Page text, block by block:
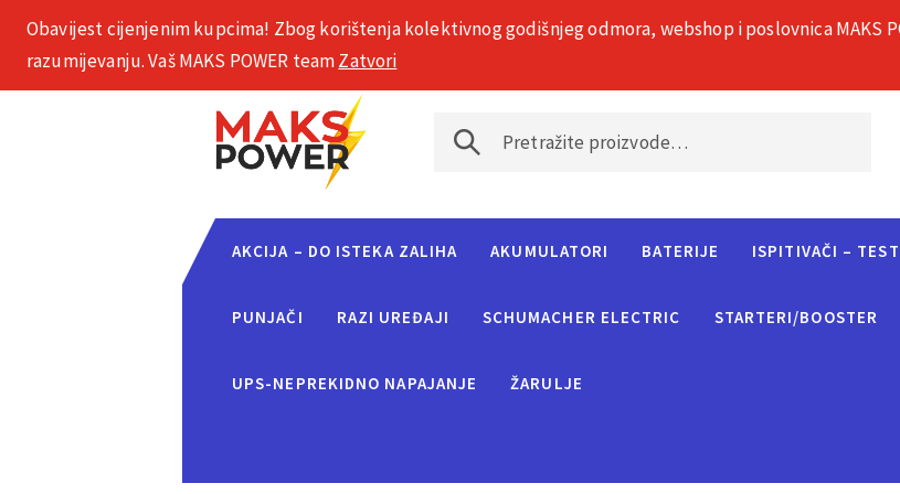
+385 1 2002 575 O
AKCIJA – DO ISTEKA ZALIHA AKUMULATORI BATERIJE ISPITIVAČI –
PUNJAČI RAZI UREĐAJI SCHUMACHER ELECTRIC STARTERI/BOOSTER
UPS-NEPREKIDNO NAPAJANJE ŽARULJE
Obavijest cijenjenim kupcima! Zbog korištenja kolektivnog godišnjeg odmora, webshop i poslovnica MAKS
razumijevanju. Vaš MAKS POWER teamZatvori